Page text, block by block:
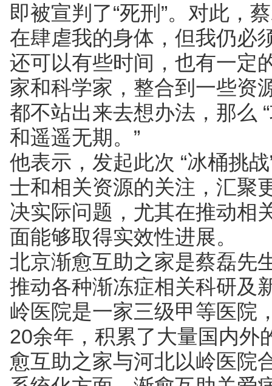
即被宣判了“死刑”。对此，
在肆虐我的身体，但我仍必
还可以有些时间，也有一定
家和科学家，整合到一些资
都不站出来去想办法，那么
和遥遥无期。”
他表示，发起此次 “冰桶挑
士和相关资源的关注，汇聚
决实际问题，尤其在推动相
面能够取得实效性进展。
北京渐愈互助之家是蔡磊先
推动各种渐冻症相关科研及
岭医院是一家三级甲等医院
20余年，积累了大量国内外
愈互助之家与河北以岭医院